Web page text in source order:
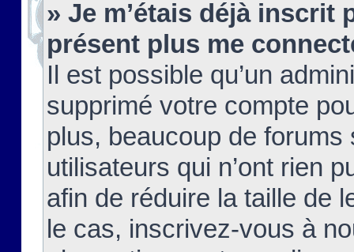
» Je m’étais déjà inscrit
présent plus me
Il est possible qu’un
supprimé votre compte
plus, beaucoup de
utilisateurs qui n’ont rien
afin de réduire la taille de
le cas, inscrivez-vous à